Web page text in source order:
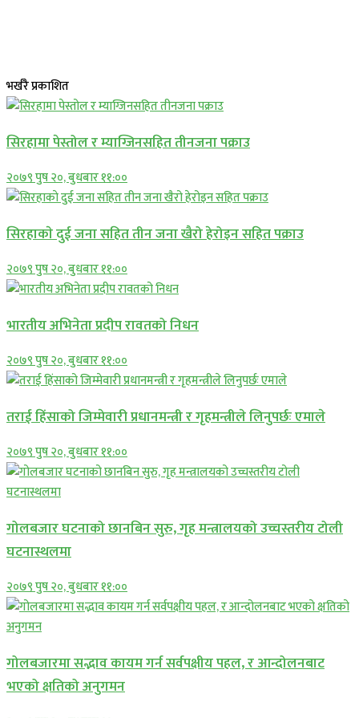
भर्खरै प्रकाशित
सिरहामा पेस्तोल र म्याग्जिनसहित तीनजना पक्राउ
२०७९ पुष २०, बुधबार ११:००
सिरहाकाे दुई जना सहित तीन जना खैरो हेरोइन सहित पक्राउ
२०७९ पुष २०, बुधबार ११:००
भारतीय अभिनेता प्रदीप रावतको निधन
२०७९ पुष २०, बुधबार ११:००
तराई हिंसाको जिम्मेवारी प्रधानमन्त्री र गृहमन्त्रीले लिनुपर्छः एमाले
२०७९ पुष २०, बुधबार ११:००
गोलबजार घटनाको छानबिन सुरु, गृह मन्त्रालयको उच्चस्तरीय टोली
घटनास्थलमा
२०७९ पुष २०, बुधबार ११:००
गोलबजारमा सद्भाव कायम गर्न सर्वपक्षीय पहल, र आन्दोलनबाट
भएको क्षतिको अनुगमन